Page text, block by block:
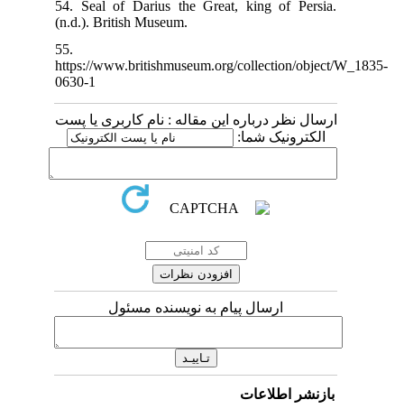
54. Seal of Darius the Great, king of Persia.
(n.d.). British Museum.
https://www.britishmuseum.org/collection/object/
ارسال نظر درباره این مقاله : نام کاربری یا پست
الکترونیک شما:
ارسال پیام به نویسنده مسئول
بازنشر اطلاعات